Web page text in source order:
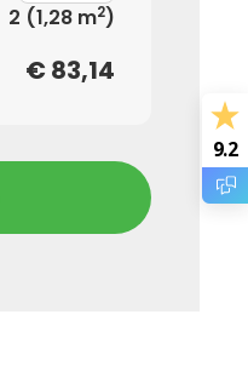
2 (1,28 m2)
€ 83,14
9.2